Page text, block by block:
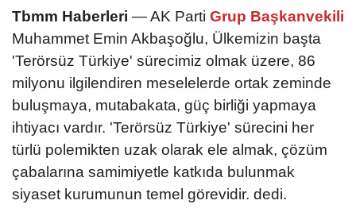
Tbmm Haberleri — AK Parti Grup Başkanvekili
Muhammet Emin Akbaşoğlu, Ülkemizin başta
'Terörsüz Türkiye' sürecimiz olmak üzere, 86
milyonu ilgilendiren meselelerde ortak zeminde
buluşmaya, mutabakata, güç birliği yapmaya
ihtiyacı vardır. 'Terörsüz Türkiye' sürecini her
türlü polemikten uzak olarak ele almak, çözüm
çabalarına samimiyetle katkıda bulunmak
siyaset kurumunun temel görevidir. dedi.